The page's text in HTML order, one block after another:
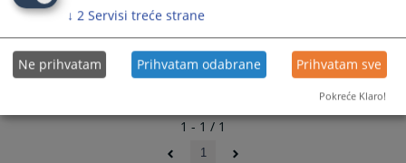
1 - 1 / 1
1
↓ 2 Servisi treće strane
Ne prihvatam Prihvatam odabrane Prihvatam sve
Pokreće Klaro!